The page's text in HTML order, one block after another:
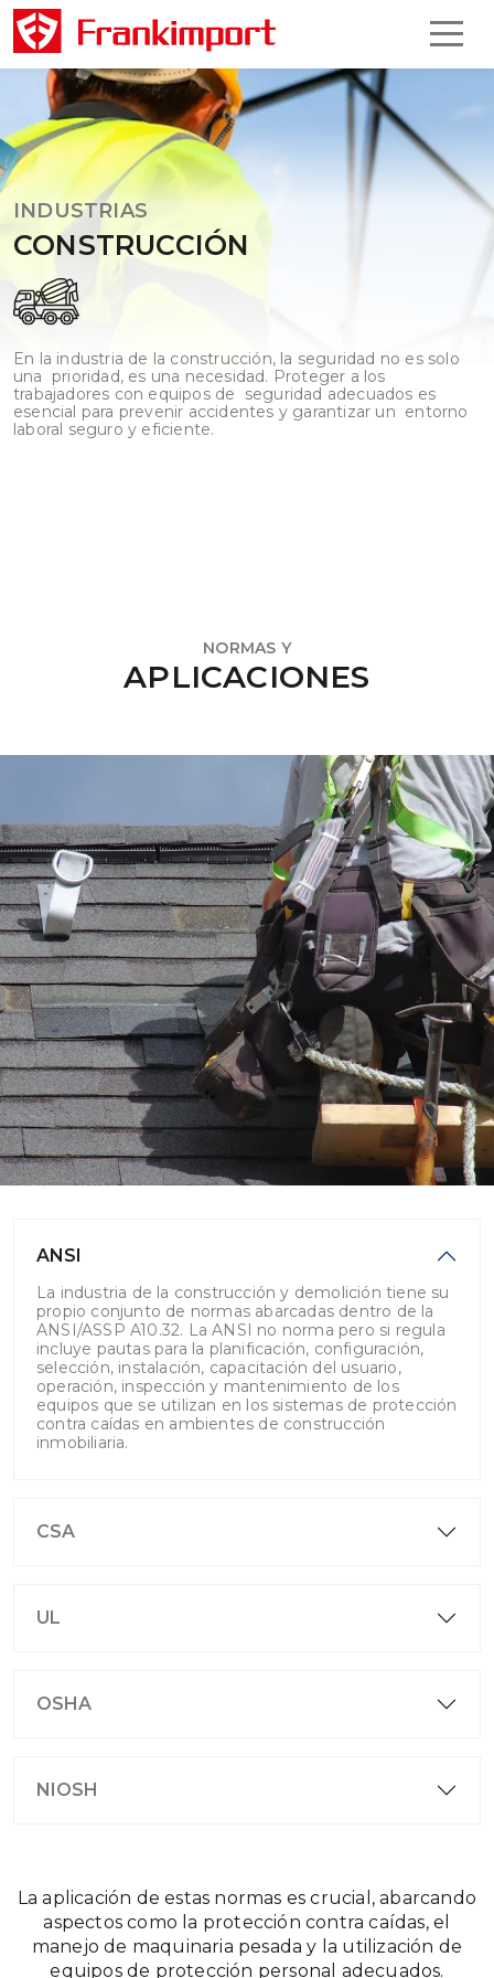
INDUSTRIAS
CONSTRUCCIÓN
En la industria de la construcción, la seguridad no es solo
una prioridad, es una necesidad. Proteger a los
trabajadores con equipos de seguridad adecuados es
esencial para prevenir accidentes y garantizar un entorno
laboral seguro y eficiente.
NORMAS Y
APLICACIONES
ANSI
La industria de la construcción y demolición tiene su
propio conjunto de normas abarcadas dentro de la
ANSI/ASSP A10.32. La ANSI no norma pero si regula
incluye pautas para la planificación, configuración,
selección, instalación, capacitación del usuario,
operación, inspección y mantenimiento de los
equipos que se utilizan en los sistemas de protección
contra caídas en ambientes de construcción
inmobiliaria.
CSA
UL
OSHA
NIOSH
La aplicación de estas normas es crucial, abarcando
aspectos como la protección contra caídas, el
manejo de maquinaria pesada y la utilización de
equipos de protección personal adecuados.